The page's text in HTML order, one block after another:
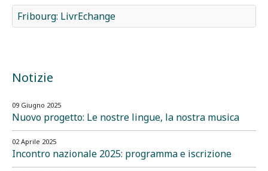
Fribourg: LivrEchange
Notizie
09 Giugno 2025
Nuovo progetto: Le nostre lingue, la nostra musica
02 Aprile 2025
Incontro nazionale 2025: programma e iscrizione